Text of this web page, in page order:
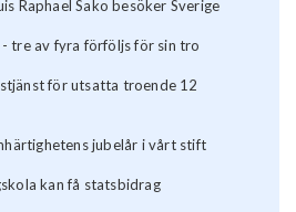
Raphael Sako besöker Sverige
tre av fyra förföljs för sin tro
för utsatta troende 12
jubelår i vårt stift
kan få statsbidrag